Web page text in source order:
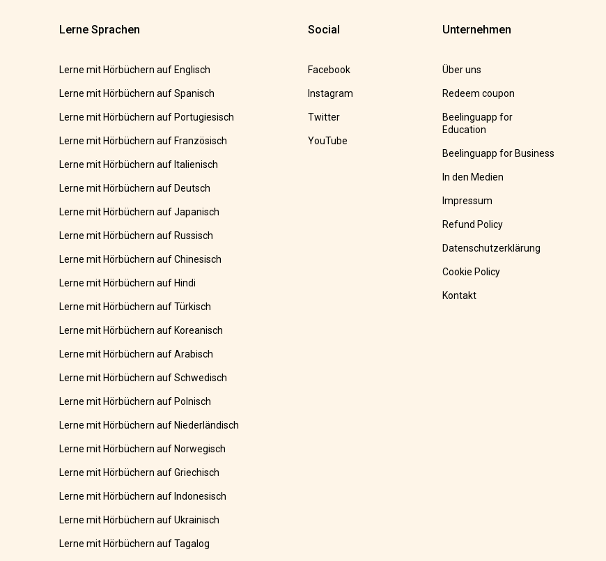
Lerne Sprachen
Lerne mit Hörbüchern auf Englisch
Lerne mit Hörbüchern auf Spanisch
Lerne mit Hörbüchern auf Portugiesisch
Lerne mit Hörbüchern auf Französisch
Lerne mit Hörbüchern auf Italienisch
Lerne mit Hörbüchern auf Deutsch
Lerne mit Hörbüchern auf Japanisch
Lerne mit Hörbüchern auf Russisch
Lerne mit Hörbüchern auf Chinesisch
Lerne mit Hörbüchern auf Hindi
Lerne mit Hörbüchern auf Türkisch
Lerne mit Hörbüchern auf Koreanisch
Lerne mit Hörbüchern auf Arabisch
Lerne mit Hörbüchern auf Schwedisch
Lerne mit Hörbüchern auf Polnisch
Lerne mit Hörbüchern auf Niederländisch
Lerne mit Hörbüchern auf Norwegisch
Lerne mit Hörbüchern auf Griechisch
Lerne mit Hörbüchern auf Indonesisch
Lerne mit Hörbüchern auf Ukrainisch
Lerne mit Hörbüchern auf Tagalog
Social
Facebook
Instagram
Twitter
YouTube
Unternehmen
Über uns
Redeem coupon
Beelinguapp for
Education
Beelinguapp for Business
In den Medien
Impressum
Refund Policy
Datenschutzerklärung
Cookie Policy
Kontakt